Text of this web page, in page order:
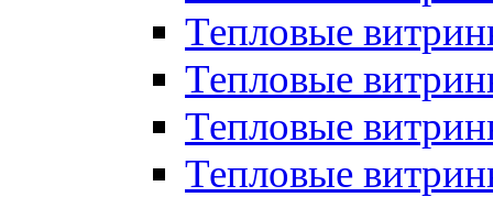
Тепловые
Тепловые
Тепловые
Тепловые